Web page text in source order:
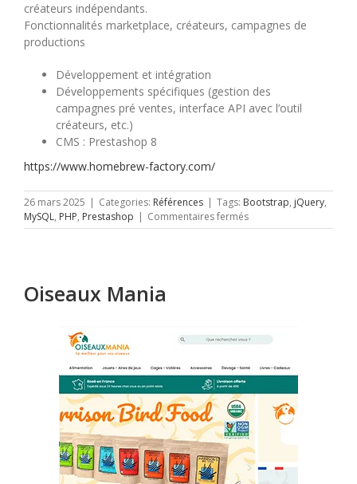
créateurs indépendants.
Fonctionnalités marketplace, créateurs, campagnes de
productions
Développement et intégration
Développements spécifiques (gestion des
campagnes pré ventes, interface API avec l’outil
créateurs, etc.)
CMS : Prestashop 8
https://www.homebrew-factory.com/
26 mars 2025 | Categories: Références | Tags: Bootstrap, jQuery,
MySQL, PHP, Prestashop | Commentaires ferméssur
Homebrew
Oiseaux Mania